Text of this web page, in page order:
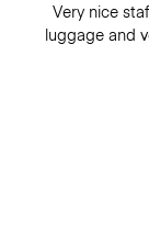
Very nice
luggage and